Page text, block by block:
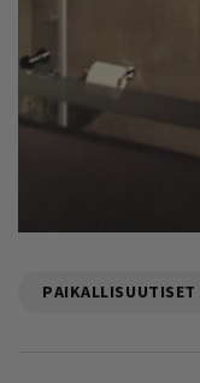
PAIKALLISUUTISET